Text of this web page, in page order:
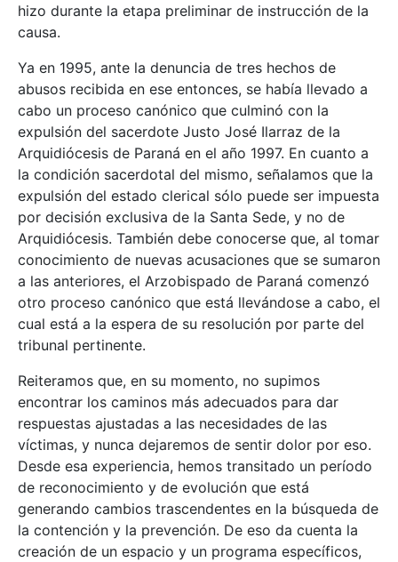
hizo durante la etapa preliminar de instrucción de la
causa.
Ya en 1995, ante la denuncia de tres hechos de
abusos recibida en ese entonces, se había llevado a
cabo un proceso canónico que culminó con la
expulsión del sacerdote Justo José Ilarraz de la
Arquidiócesis de Paraná en el año 1997. En cuanto a
la condición sacerdotal del mismo, señalamos que la
expulsión del estado clerical sólo puede ser impuesta
por decisión exclusiva de la Santa Sede, y no de
Arquidiócesis. También debe conocerse que, al tomar
conocimiento de nuevas acusaciones que se sumaron
a las anteriores, el Arzobispado de Paraná comenzó
otro proceso canónico que está llevándose a cabo, el
cual está a la espera de su resolución por parte del
tribunal pertinente.
Reiteramos que, en su momento, no supimos
encontrar los caminos más adecuados para dar
respuestas ajustadas a las necesidades de las
víctimas, y nunca dejaremos de sentir dolor por eso.
Desde esa experiencia, hemos transitado un período
de reconocimiento y de evolución que está
generando cambios trascendentes en la búsqueda de
la contención y la prevención. De eso da cuenta la
creación de un espacio y un programa específicos,